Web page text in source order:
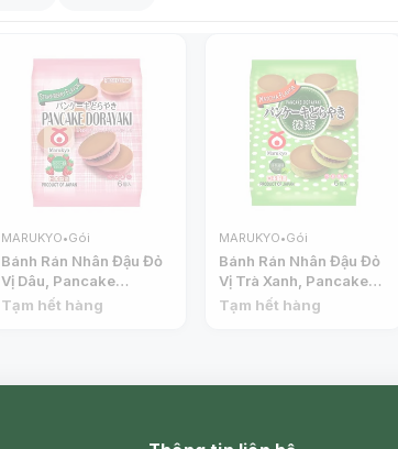
MARUKYO•Gói
Bánh Rán Nhân Đậu Đỏ
Vị Dâu, Pancake
Dorayaki, Strawberry
Tạm hết hàng
MARUKYO•Gói
Bánh Rán Nhân Đậu Đỏ
Vị Trà Xanh, Pancake
Dorayaki, Matcha, 6
Tạm hết hàng